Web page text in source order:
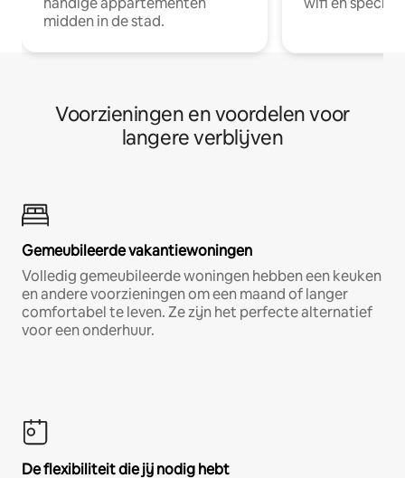
midden in de stad.
Voorzieningen en voordelen voor
langere verblijven
Gemeubileerde vakantiewoningen
Volledig gemeubileerde woningen hebben een keuken
en andere voorzieningen om een maand of langer
comfortabel te leven. Ze zijn het perfecte alternatief
voor een onderhuur.
De flexibiliteit die jij nodig hebt